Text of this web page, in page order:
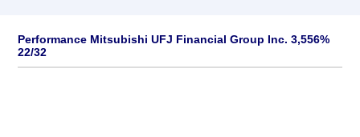
Performance Mitsubishi UFJ Financial Group Inc. 3,556%
22/32